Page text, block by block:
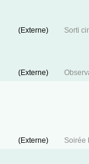
(Externe)
Sorti
(Externe)
(Externe)
Soirée